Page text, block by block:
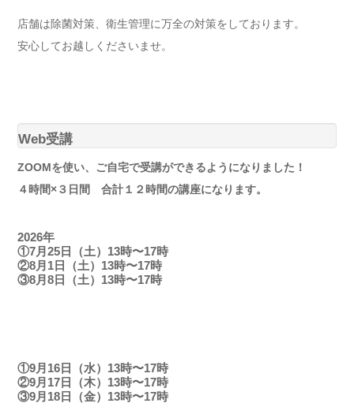
店舗は除菌対策、衛生管理に万全の対策をしております。
安心してお越しくださいませ。
Web受講
ZOOMを使い、ご自宅で受講ができるようになりました！
４時間×３日間 合計１２時間の講座になります。
2026年
①7月25日（土）13時〜17時
②8月1日（土）13時〜17時
③8月8日（土）13時〜17時
①9月16日（水）13時〜17時
②9月17日（木）13時〜17時
③9月18日（金）13時〜17時